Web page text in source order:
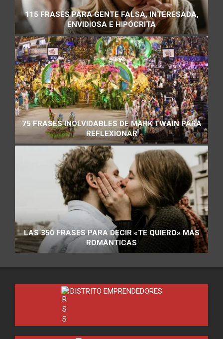
115 FRASES PARA GENTE FALSA, INTERESADA,
ENVIDIOSA E HIPÓCRITA
75 FRASES INOLVIDABLES DE MARK TWAIN PARA
REFLEXIONAR
LAS 350 FRASES PARA DECIR «TE QUIERO» MÁS
ROMÁNTICAS
DISTRITO EMPRENDEDORES